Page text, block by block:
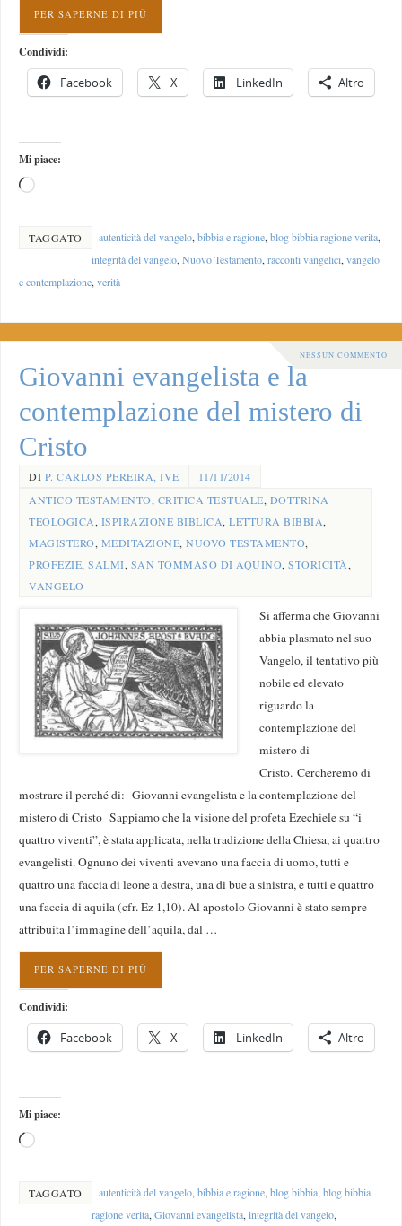
PER SAPERNE DI PIÙ
Condividi:
Facebook X LinkedIn Altro
Mi piace:
TAGGATO autenticità del vangelo, bibbia e ragione, blog bibbia ragione verita,
integrità del vangelo, Nuovo Testamento, racconti vangelici, vangelo
e contemplazione,verità
NESSUN COMMENTO
Giovanni evangelista e la
contemplazione del mistero di
Cristo
DI P. CARLOS PEREIRA, IVE
11/11/2014
ANTICO TESTAMENTO, CRITICA TESTUALE, DOTTRINA
TEOLOGICA, ISPIRAZIONE BIBLICA,LETTURA BIBBIA,
MAGISTERO, MEDITAZIONE,NUOVO TESTAMENTO,
PROFEZIE,SALMI, SAN TOMMASO DI AQUINO,STORICITÀ,
VANGELO
Si afferma che Giovanni
abbia plasmato nel suo
Vangelo, il tentativo più
nobile ed elevato
riguardo la
contemplazione del
mistero di
Cristo. Cercheremo di
mostrare il perché di: Giovanni evangelista e la contemplazione del
mistero di Cristo Sappiamo che la visione del profeta Ezechiele su “i
quattro viventi”, è stata applicata, nella tradizione della Chiesa, ai quattro
evangelisti. Ognuno dei viventi avevano una faccia di uomo, tutti e
quattro una faccia di leone a destra, una di bue a sinistra, e tutti e quattro
una faccia di aquila (cfr. Ez 1,10). Al apostolo Giovanni è stato sempre
attribuita l’immagine dell’aquila, dal …
PER SAPERNE DI PIÙ
Condividi:
Facebook X LinkedIn Altro
Mi piace:
TAGGATO autenticità del vangelo, bibbia e ragione, blog bibbia, blog bibbia
ragione verita, Giovanni evangelista, integrità del vangelo,